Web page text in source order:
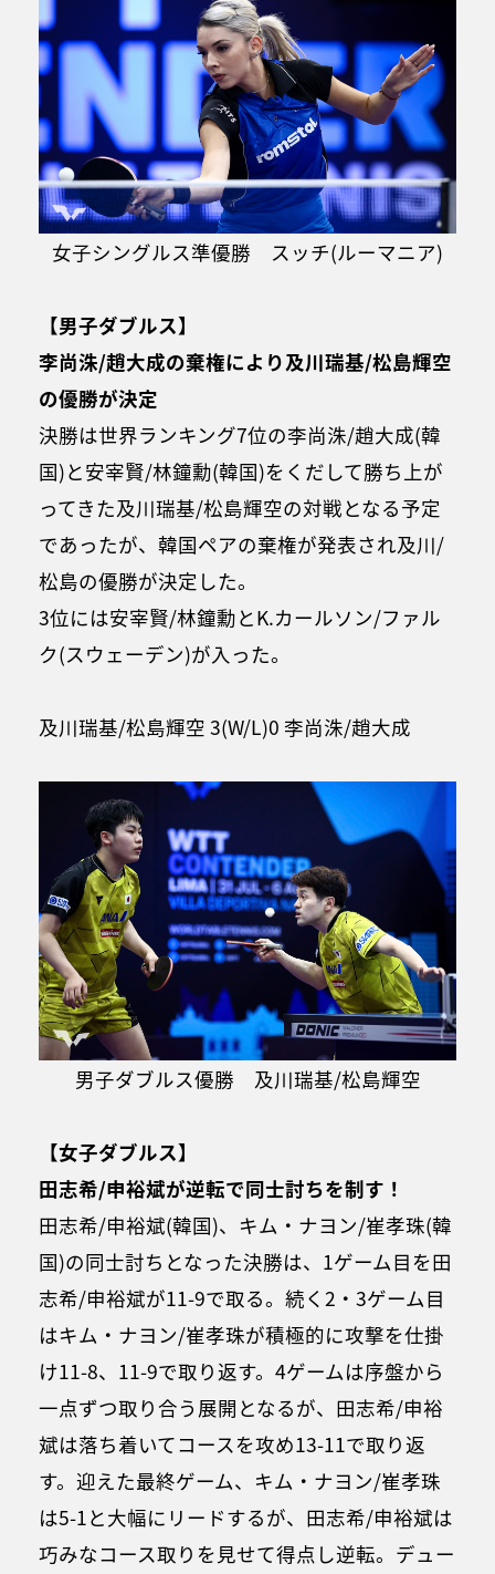
女子シングルス準優勝 スッチ(ルーマニア)
【男子ダブルス】
李尚洙/趙大成の棄権により及川瑞基/松島輝空
の優勝が決定
決勝は世界ランキング7位の李尚洙/趙大成(韓
国)と安宰賢/林鐘勳(韓国)をくだして勝ち上が
ってきた及川瑞基/松島輝空の対戦となる予定
であったが、韓国ペアの棄権が発表され及川/
松島の優勝が決定した。
3位には安宰賢/林鐘勳とK.カールソン/ファル
ク(スウェーデン)が入った。
及川瑞基/松島輝空 3(W/L)0 李尚洙/趙大成
男子ダブルス優勝 及川瑞基/松島輝空
【女子ダブルス】
田志希/申裕斌が逆転で同士討ちを制す！
田志希/申裕斌(韓国)、キム・ナヨン/崔孝珠(韓
国)の同士討ちとなった決勝は、1ゲーム目を田
志希/申裕斌が11-9で取る。続く2・3ゲーム目
はキム・ナヨン/崔孝珠が積極的に攻撃を仕掛
け11-8、11-9で取り返す。4ゲームは序盤から
一点ずつ取り合う展開となるが、田志希/申裕
斌は落ち着いてコースを攻め13-11で取り返
す。迎えた最終ゲーム、キム・ナヨン/崔孝珠
は5-1と大幅にリードするが、田志希/申裕斌は
巧みなコース取りを見せて得点し逆転。デュー